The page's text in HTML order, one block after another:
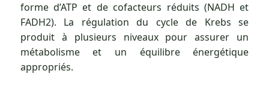
forme d’ATP et de cofacteurs réduits (NADH et
FADH2). La régulation du cycle de Krebs se
produit à plusieurs niveaux pour assurer un
métabolisme et un équilibre énergétique
appropriés.